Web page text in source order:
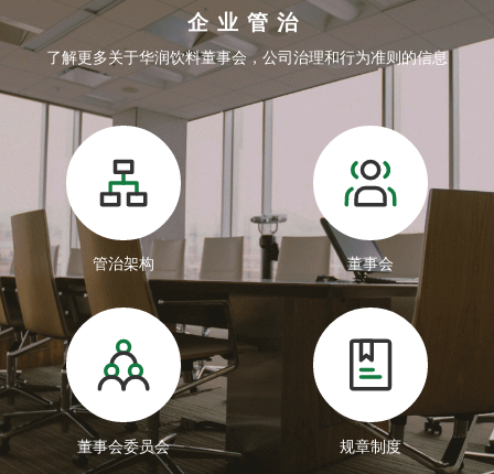
企业管治
了解更多关于华润饮料董事会，公司治理和行为准则的信息
管治架构 董事会
董事会委员会 规章制度